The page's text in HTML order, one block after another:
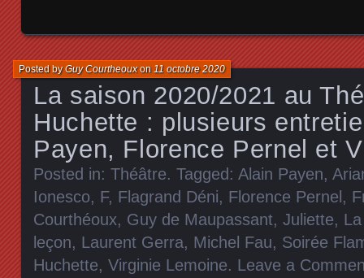
La saison 2020/2021 au
Huchette : plusieurs
Payen, Florence Pernel et
Posted byGuy Courtheouxon 11 octobre 2020
Posted in: Théâtre. Tagged: Alain Payen,
Ionesco, F, Flagrand Déni, Florence Pernel,
Courthéoux, Guy de Maupassant, Juliette,
leçon, Laurent Gerra, Michel Fau, Soirée
Huchette, Virginie Lemoine. Leave a